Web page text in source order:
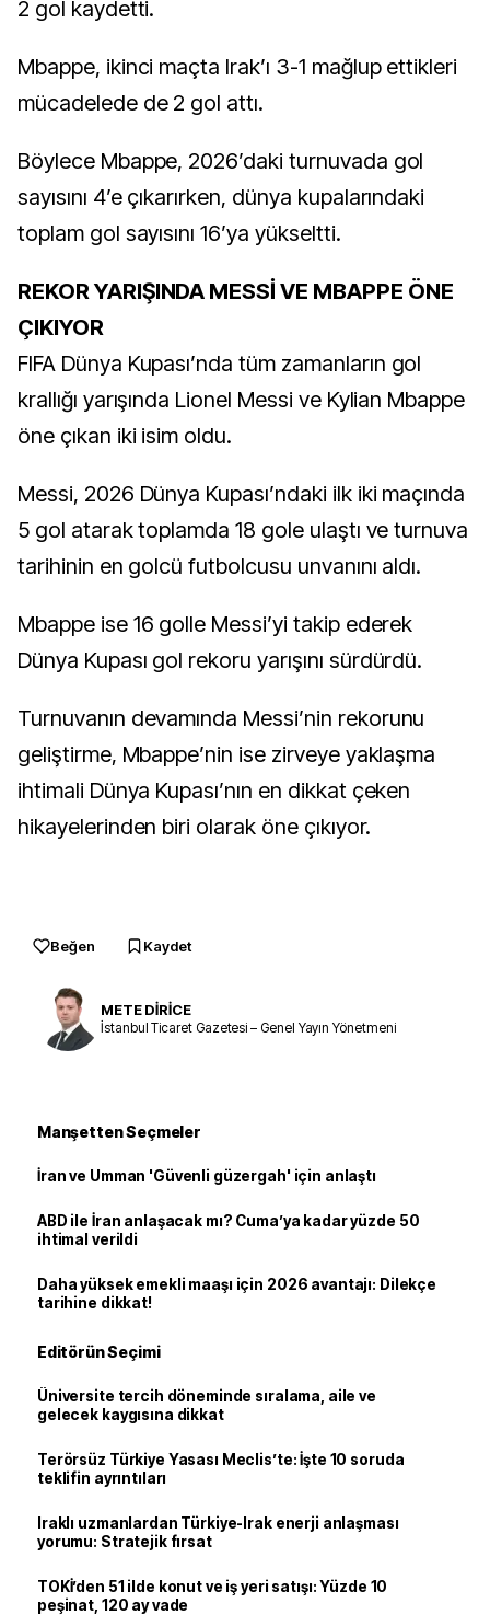
2 gol kaydetti.
Mbappe, ikinci maçta Irak’ı 3-1 mağlup ettikleri
mücadelede de 2 gol attı.
Böylece Mbappe, 2026’daki turnuvada gol
sayısını 4’e çıkarırken, dünya kupalarındaki
toplam gol sayısını 16’ya yükseltti.
REKOR YARIŞINDA MESSİ VE MBAPPE ÖNE
ÇIKIYOR
FIFA Dünya Kupası’nda tüm zamanların gol
krallığı yarışında Lionel Messi ve Kylian Mbappe
öne çıkan iki isim oldu.
Messi, 2026 Dünya Kupası’ndaki ilk iki maçında
5 gol atarak toplamda 18 gole ulaştı ve turnuva
tarihinin en golcü futbolcusu unvanını aldı.
Mbappe ise 16 golle Messi’yi takip ederek
Dünya Kupası gol rekoru yarışını sürdürdü.
Turnuvanın devamında Messi’nin rekorunu
geliştirme, Mbappe’nin ise zirveye yaklaşma
ihtimali Dünya Kupası’nın en dikkat çeken
hikayelerinden biri olarak öne çıkıyor.
Beğen Kaydet
METE DİRİCE
İstanbul Ticaret Gazetesi – Genel Yayın Yönetmeni
Manşetten Seçmeler
İran ve Umman 'Güvenli güzergah' için anlaştı
ABD ile İran anlaşacak mı? Cuma’ya kadar yüzde 50
ihtimal verildi
Daha yüksek emekli maaşı için 2026 avantajı: Dilekçe
tarihine dikkat!
Editörün Seçimi
Üniversite tercih döneminde sıralama, aile ve
gelecek kaygısına dikkat
Terörsüz Türkiye Yasası Meclis’te: İşte 10 soruda
teklifin ayrıntıları
Iraklı uzmanlardan Türkiye-Irak enerji anlaşması
yorumu: Stratejik fırsat
TOKİ’den 51 ilde konut ve iş yeri satışı: Yüzde 10
peşinat, 120 ay vade